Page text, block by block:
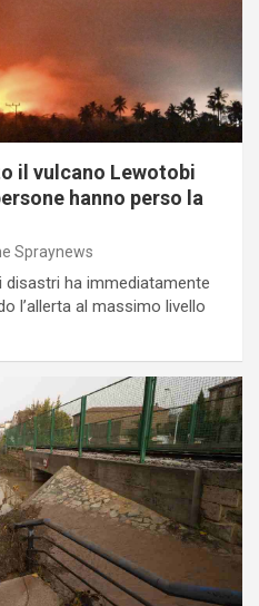
il vulcano Lewotobi
hanno perso la
Spraynews
disastri ha immediatamente
l’allerta al massimo livello